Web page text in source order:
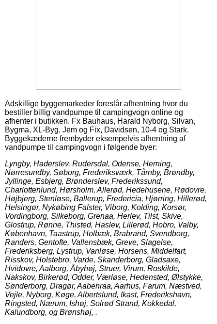
Adskillige byggemarkeder foreslår afhentning hvor du
bestiller billig vandpumpe til campingvogn online og
afhenter i butikken. Fx Bauhaus, Harald Nyborg, Silvan,
Bygma, XL-Byg, Jem og Fix, Davidsen, 10-4 og Stark.
Byggekæderne frembyder eksempelvis afhentning af
vandpumpe til campingvogn i følgende byer:
Lyngby, Haderslev, Rudersdal, Odense, Herning,
Nørresundby, Søborg, Frederiksværk, Tårnby, Brøndby,
Jyllinge, Esbjerg, Brønderslev, Frederikssund,
Charlottenlund, Hørsholm, Allerød, Hedehusene, Rødovre,
Højbjerg, Stenløse, Ballerup, Fredericia, Hjørring, Hillerød,
Helsingør, Nykøbing Falster, Viborg, Kolding, Korsør,
Vordingborg, Silkeborg, Grenaa, Herlev, Tilst, Skive,
Glostrup, Rønne, Thisted, Haslev, Lillerød, Hobro, Valby,
København, Taastrup, Holbæk, Brabrand, Svendborg,
Randers, Gentofte, Vallensbæk, Greve, Slagelse,
Frederiksberg, Lystrup, Vanløse, Horsens, Middelfart,
Risskov, Holstebro, Varde, Skanderborg, Gladsaxe,
Hvidovre, Aalborg, Åbyhøj, Struer, Virum, Roskilde,
Nakskov, Birkerød, Odder, Værløse, Hedensted, Ølstykke,
Sønderborg, Dragør, Aabenraa, Aarhus, Farum, Næstved,
Vejle, Nyborg, Køge, Albertslund, Ikast, Frederikshavn,
Ringsted, Nærum, Ishøj, Solrød Strand, Kokkedal,
Kalundborg, og Brønshøj, .